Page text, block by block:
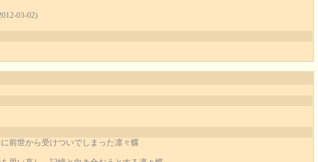
03-02)
前世から受けついでしまった凛々蝶